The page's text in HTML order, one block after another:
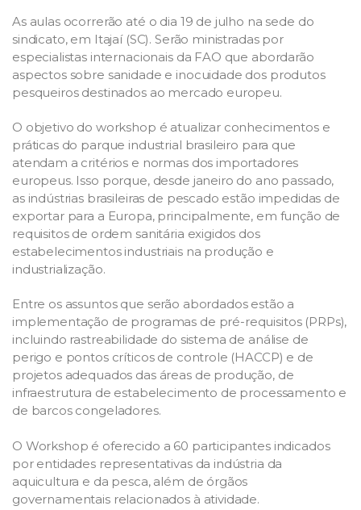
As aulas ocorrerão até o dia 19 de julho na sede do
sindicato, em Itajaí (SC). Serão ministradas por
especialistas internacionais da FAO que abordarão
aspectos sobre sanidade e inocuidade dos produtos
pesqueiros destinados ao mercado europeu.
O objetivo do workshop é atualizar conhecimentos e
práticas do parque industrial brasileiro para que
atendam a critérios e normas dos importadores
europeus. Isso porque, desde janeiro do ano passado,
as indústrias brasileiras de pescado estão impedidas de
exportar para a Europa, principalmente, em função de
requisitos de ordem sanitária exigidos dos
estabelecimentos industriais na produção e
industrialização.
Entre os assuntos que serão abordados estão a
implementação de programas de pré-requisitos (PRPs),
incluindo rastreabilidade do sistema de análise de
perigo e pontos críticos de controle (HACCP) e de
projetos adequados das áreas de produção, de
infraestrutura de estabelecimento de processamento e
de barcos congeladores.
O Workshop é oferecido a 60 participantes indicados
por entidades representativas da indústria da
aquicultura e da pesca, além de órgãos
governamentais relacionados à atividade.